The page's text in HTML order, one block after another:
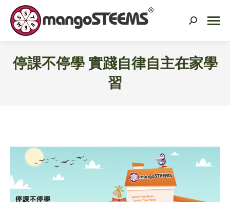
Search:
停課不停學 實踐自律自主在家學
習